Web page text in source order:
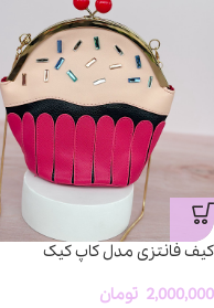
کیف فانتزی مدل کاپ کیک
2,000,000 تومان